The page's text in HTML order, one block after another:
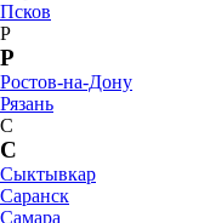
Псков
Р
Р
Ростов-на-Дону
Рязань
С
С
Сыктывкар
Саранск
Самара